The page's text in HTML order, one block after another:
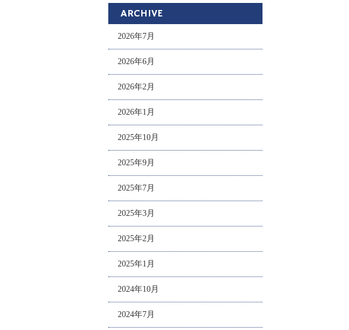
ARCHIVE
2026年7月
2026年6月
2026年2月
2026年1月
2025年10月
2025年9月
2025年7月
2025年3月
2025年2月
2025年1月
2024年10月
2024年7月